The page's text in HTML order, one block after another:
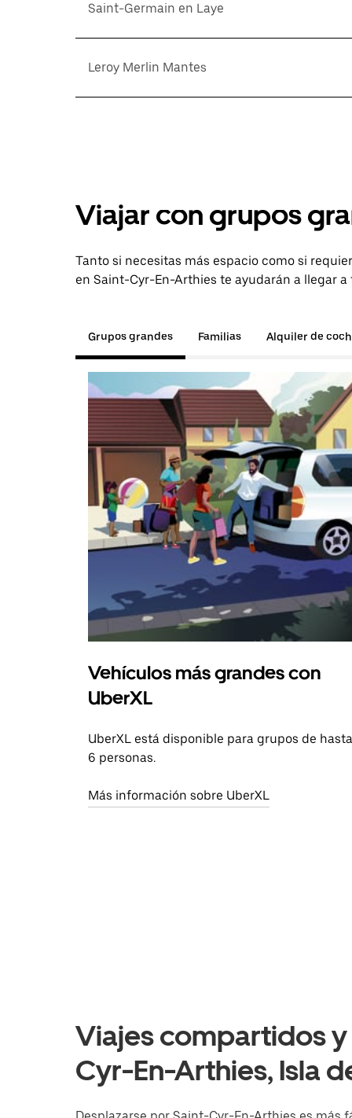
Saint-Germain en Laye
Leroy Merlin Mantes
Viajar con grupos
Tanto si necesitas más espacio como si
en Saint-Cyr-En-Arthies te ayudarán a llegar
Grupos grandes Familias Alquiler de
Vehículos más grandes con
UberXL
UberXL está disponible para grupos de hasta
6 personas.
Más información sobre UberXL
Viajes compartidos
Cyr-En-Arthies, Isla